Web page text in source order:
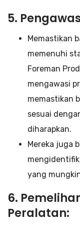
5.
Memastikan
memenuhi
Foreman
mengawasi
memastikan
sesuai
diharapkan.
Mereka juga
yang
6.
Peralatan: